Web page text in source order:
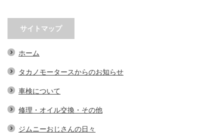
サイトマップ
ホーム
タカノモータースからのお知らせ
車検について
修理・オイル交換・その他
ジムニーおじさんの日々